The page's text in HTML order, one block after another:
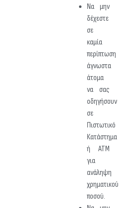
Να μην
δέχεστε
σε
καμία
περίπτωση
άγνωστα
άτομα
να σας
οδηγήσουν
σε
Πιστωτικό
Κατάστημα
ή ΑΤΜ
για
ανάληψη
χρηματικού
ποσού.